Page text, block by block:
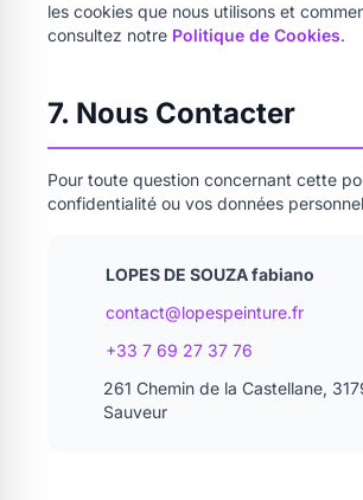
les cookies que nous utilisons et
consultez notre Politique de Cookies.
7. Nous Contacter
Pour toute question concernant cette
confidentialité ou vos données
LOPES DE SOUZA fabiano
contact@lopespeinture.fr
+33 7 69 27 37 76
261 Chemin de la Castellane,
Sauveur